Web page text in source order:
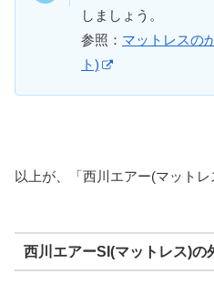
しましょう。
参照： マットレスの
ト)
以上が、「西川エアー(マットレ
西川エアーSI(マットレス)の